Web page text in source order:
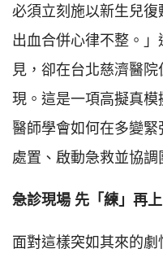
必須立刻施以新生兒
出血合併心律不整。
見，卻在台北慈濟醫
現。這是一項高擬真
醫師學會如何在多變
處置、啟動急救並協調
急診現場 先「練」再上
面對這樣突如其來的